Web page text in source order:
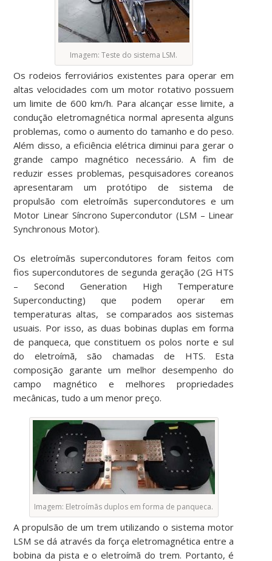
Imagem: Teste do sistema LSM.
Os rodeios ferroviários existentes para operar em
altas velocidades com um motor rotativo possuem
um limite de 600 km/h. Para alcançar esse limite, a
condução eletromagnética normal apresenta alguns
problemas, como o aumento do tamanho e do peso.
Além disso, a eficiência elétrica diminui para gerar o
grande campo magnético necessário. A fim de
reduzir esses problemas, pesquisadores coreanos
apresentaram um protótipo de sistema de
propulsão com eletroímãs supercondutores e um
Motor Linear Síncrono Supercondutor (LSM – Linear
Synchronous Motor).
Os eletroímãs supercondutores foram feitos com
fios supercondutores de segunda geração (2G HTS
– Second Generation High Temperature
Superconducting) que podem operar em
temperaturas altas, se comparados aos sistemas
usuais. Por isso, as duas bobinas duplas em forma
de panqueca, que constituem os polos norte e sul
do eletroímã, são chamadas de HTS. Esta
composição garante um melhor desempenho do
campo magnético e melhores propriedades
mecânicas, tudo a um menor preço.
Imagem: Eletroímãs duplos em forma de panqueca.
A propulsão de um trem utilizando o sistema motor
LSM se dá através da força eletromagnética entre a
bobina da pista e o eletroímã do trem. Portanto, é